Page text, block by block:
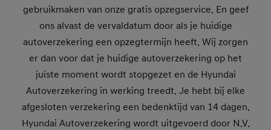
gebruikmaken van onze gratis opzegservice. En geef
ons alvast de vervaldatum door als je huidige
autoverzekering een opzegtermijn heeft. Wij zorgen
er dan voor dat je huidige autoverzekering op het
juiste moment wordt stopgezet en de Hyundai
Autoverzekering in werking treedt. Je hebt bij elke
afgesloten verzekering een bedenktijd van 14 dagen.
Hyundai Autoverzekering wordt uitgevoerd door N.V.